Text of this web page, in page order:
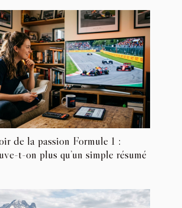
de la passion Formule 1 :
t-on plus qu’un simple résumé